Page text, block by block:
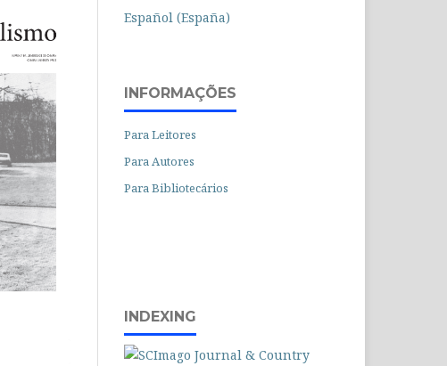
Español (España)
INFORMAÇÕES
Para Leitores
Para Autores
Para Bibliotecários
INDEXING